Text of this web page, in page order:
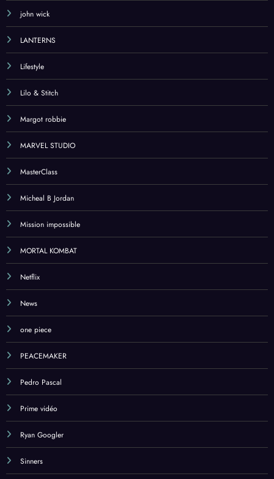
john wick
LANTERNS
Lifestyle
Lilo & Stitch
Margot robbie
MARVEL STUDIO
MasterClass
Micheal B Jordan
Mission impossible
MORTAL KOMBAT
Netflix
News
one piece
PEACEMAKER
Pedro Pascal
Prime vidéo
Ryan Googler
Sinners